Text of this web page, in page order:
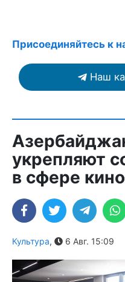
Присоединяйтесь к
Наш
укрепляют
в сфере кино
Культура, 6 Авг. 15:09